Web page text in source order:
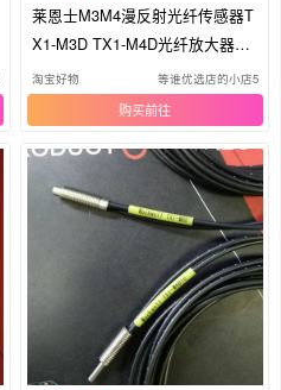
莱恩士M3M4漫反射光纤传感器T
X1-M3D TX1-M4D光纤放大器探
头
淘宝好物 等谁优选店的小店5
购买